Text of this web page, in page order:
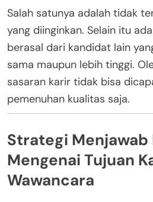
Salah satunya adalah tidak
yang diinginkan. Selain itu
berasal dari kandidat lain
sama maupun lebih tinggi.
sasaran karir tidak bisa
pemenuhan kualitas saja.
Strategi Menjawab
Mengenai Tujuan
Wawancara